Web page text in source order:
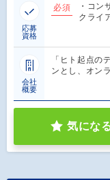
応募
資格
必須
・コン
クライ
会社
概要
「ヒト起点の
ンとし、オン
気にな